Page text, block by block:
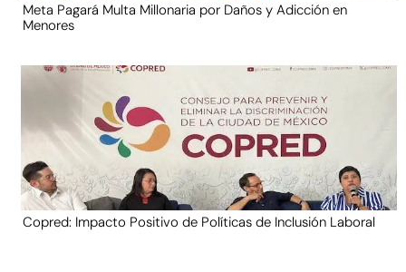
Meta Pagará Multa Millonaria por Daños y Adicción en
Menores
Copred: Impacto Positivo de Políticas de Inclusión Laboral